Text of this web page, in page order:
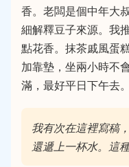
香。老闆是個中年大
細解釋豆子來源。我
點花香。抹茶戚風蛋
加靠墊，坐兩小時不
滿，最好平日下午去。
我有次在這裡寫稿
還遞上一杯水。這